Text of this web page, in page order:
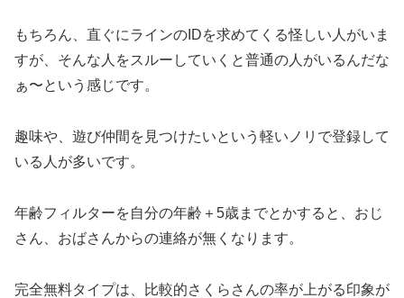
もちろん、直ぐにラインのIDを求めてくる怪しい人がいま
すが、そんな人をスルーしていくと普通の人がいるんだな
ぁ〜という感じです。
趣味や、遊び仲間を見つけたいという軽いノリで登録して
いる人が多いです。
年齢フィルターを自分の年齢＋5歳までとかすると、おじ
さん、おばさんからの連絡が無くなります。
完全無料タイプは、比較的さくらさんの率が上がる印象が